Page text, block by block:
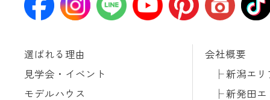
選ばれる理由
見学会・イベント
モデルハウス
会社概要
新潟エリ
新発田エ